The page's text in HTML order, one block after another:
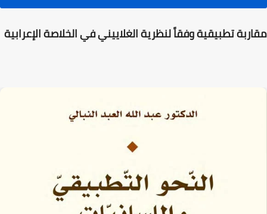
مقاربة تطبيقية وفقاً لنظرية الغلاييني في الخلاصة الإعرابية